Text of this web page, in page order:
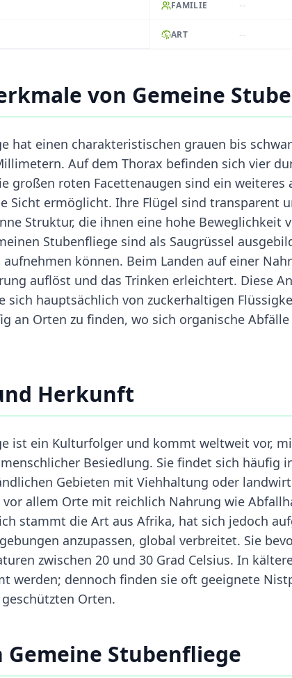
FAMILIE --
ART --
von Gemeine
hat einen charakteristischen grauen bis
Auf dem Thorax befinden sich vier
großen roten Facettenaugen sind ein weiteres
Sicht ermöglicht. Ihre Flügel sind transparent
Struktur, die ihnen eine hohe Beweglichkeit
Stubenfliege sind als Saugrüssel
können. Beim Landen auf einer
auflöst und das Trinken erleichtert. Diese
sich hauptsächlich von zuckerhaltigen
an Orten zu finden, wo sich organische
Herkunft
ist ein Kulturfolger und kommt weltweit vor,
Besiedlung. Sie findet sich häufig
Gebieten mit Viehhaltung oder
allem Orte mit reichlich Nahrung wie
stammt die Art aus Afrika, hat sich jedoch
anzupassen, global verbreitet. Sie
zwischen 20 und 30 Grad Celsius. In
werden; dennoch finden sie oft geeignete
Orten.
Stubenfliege